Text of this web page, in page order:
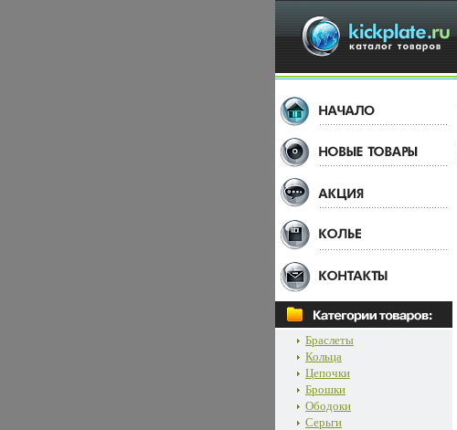
Браслеты
Кольца
Цепочки
Брошки
Ободоки
Серьги